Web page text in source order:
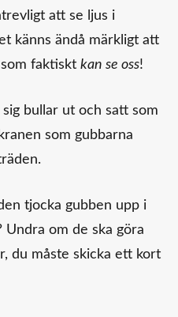
att se ljus i
känns ändå märkligt att
faktiskt kan se oss!
bullar ut och satt som
som gubbarna
tjocka gubben upp i
Undra om de ska göra
du måste skicka ett kort